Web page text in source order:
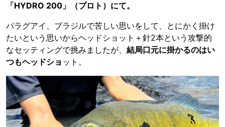
「HYDRO 200」（プロト）にて。
パラグアイ、ブラジルで苦しい思いをして、とにかく掛け
たいという思いからヘッドショット＋針2本という攻撃的
なセッティングで挑みましたが、 結局口元に掛かるのはい
つもヘッドショ ット。